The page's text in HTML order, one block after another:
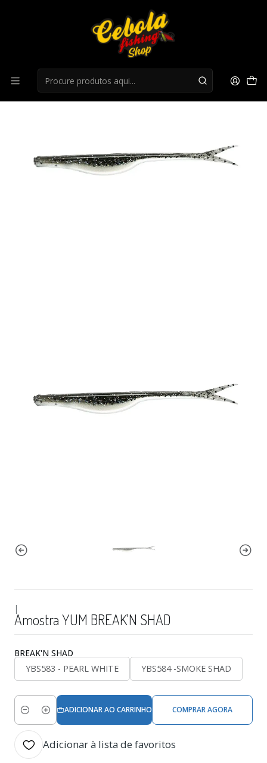
Amostra YUM BREAK'N SHAD
|
Amostra YUM BREAK'N SHAD
BREAK'N SHAD
YBS583 - PEARL WHITE
YBS584 -SMOKE SHAD
Quantidade
ADICIONAR AO CARRINHO COMPRAR AGORA
Adicionar à lista de favoritos